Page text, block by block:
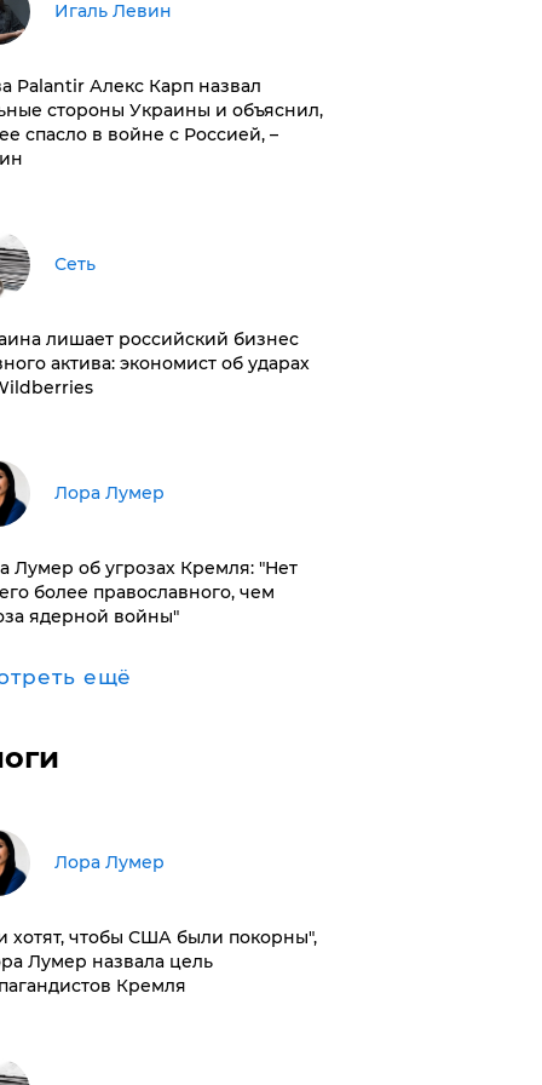
Игаль Левин
Palantir Алекс Карп назвал
стороны Украины и объяснил,
спасло в войне с Россией, –
Сеть
лишает российский бизнес
актива: экономист об ударах
​Лора Лумер
Лумер об угрозах Кремля: "Нет
более православного, чем
ядерной войны"
ещё
​Лора Лумер
хотят, чтобы США были покорны",
Лумер назвала цель
Кремля